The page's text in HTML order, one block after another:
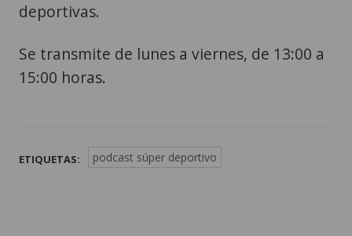
deportivas.
Se transmite de lunes a viernes, de 13:00 a
15:00 horas.
ETIQUETAS: podcast súper deportivo